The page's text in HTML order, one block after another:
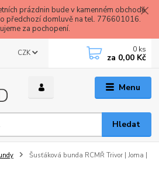
prázdnin bude v kamenném obchodě
předchozí domluvě na tel. 776601016.
za pochopení.
Menu
CZK
Hledat
0 ks
za 0,00 Kč
Šusťáková bunda RCMŘ Trivor | Joma |